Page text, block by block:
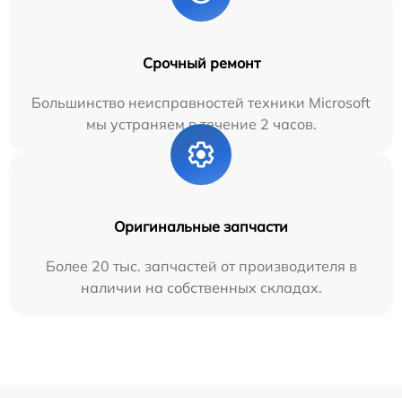
Срочный ремонт
Большинство неисправностей техники Microsoft
мы устраняем в течение 2 часов.
Оригинальные запчасти
Более 20 тыс. запчастей от производителя в
наличии на собственных складах.